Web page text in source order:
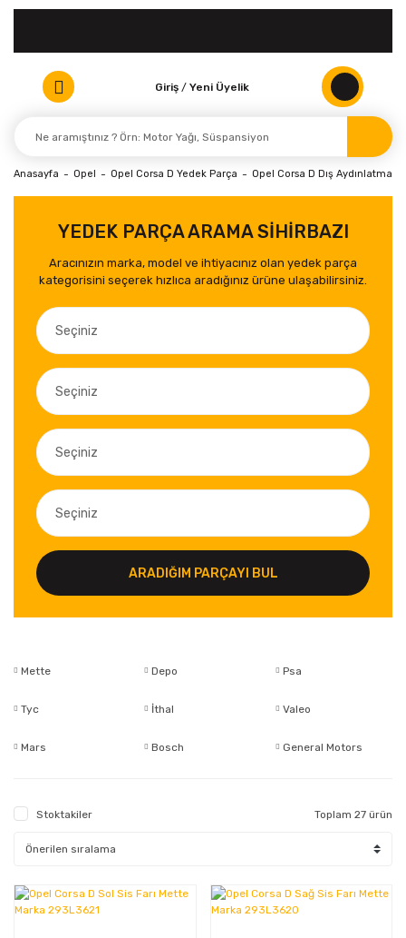
Giriş / Yeni Üyelik
Anasayfa Opel Opel Corsa D Yedek Parça Opel Corsa D Dış Aydınlatma
YEDEK PARÇA ARAMA SİHİRBAZI
Aracınızın marka, model ve ihtiyacınız olan yedek parça
kategorisini seçerek hızlıca aradığınız ürüne ulaşabilirsiniz.
ARADIĞIM PARÇAYI BUL
Mette Depo Psa
Tyc İthal Valeo
Mars Bosch General Motors
Stoktakiler Toplam 27 ürün